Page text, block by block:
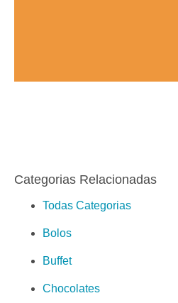
Categorias Relacionadas
Todas Categorias
Bolos
Buffet
Chocolates